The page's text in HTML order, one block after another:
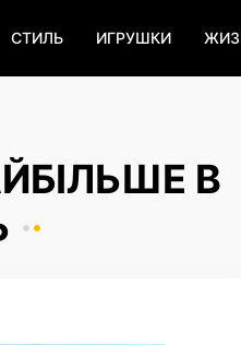
СТИЛЬ ИГРУШКИ
В